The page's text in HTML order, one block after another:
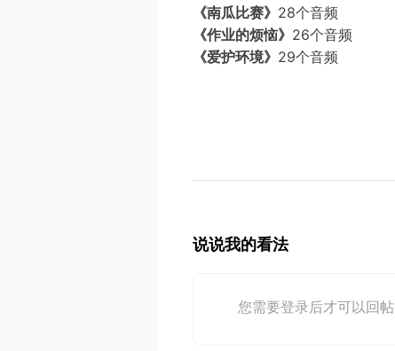
《南瓜比赛》 28个音频
《作业的烦恼》 26个音频
《爱护环境》 29个音频
说说我的看法
您需要登录后才可以回帖